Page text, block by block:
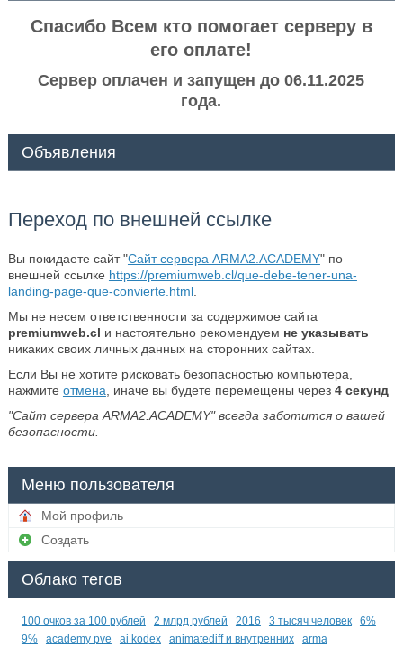
Спасибо Всем кто помогает серверу в
его оплате!
Сервер оплачен и запущен до 06.11.2025
года.
Объявления
Переход по внешней ссылке
Вы покидаете сайт "Сайт сервера ARMA2.ACADEMY" по
внешней ссылке https://premiumweb.cl/que-debe-tener-una-
landing-page-que-convierte.html.
Мы не несем ответственности за содержимое сайта
premiumweb.cl и настоятельно рекомендуем не указывать
никаких своих личных данных на сторонних сайтах.
Если Вы не хотите рисковать безопасностью компьютера,
нажмите отмена , иначе вы будете перемещены через 4секунд
"Сайт сервера ARMA2.ACADEMY" всегда заботится о вашей
безопасности.
Меню пользователя
Мой профиль
Создать
Облако тегов
100 очков за 100 рублей 2 млрд рублей 2016 3 тысяч человек
6%
9%
academy pve ai kodex animatediff и внутренних arma